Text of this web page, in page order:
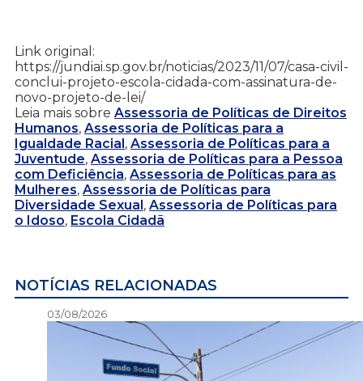
Link original:
https://jundiai.sp.gov.br/noticias/2023/11/07/casa-civil-
conclui-projeto-escola-cidada-com-assinatura-de-
novo-projeto-de-lei/
Leia mais sobre Assessoria de Políticas de Direitos
Humanos, Assessoria de Políticas para a
Igualdade Racial, Assessoria de Políticas para a
Juventude, Assessoria de Políticas para a Pessoa
com Deficiência, Assessoria de Políticas para as
Mulheres, Assessoria de Políticas para
Diversidade Sexual, Assessoria de Políticas para
o Idoso, Escola Cidadã
NOTÍCIAS RELACIONADAS
03/08/2026